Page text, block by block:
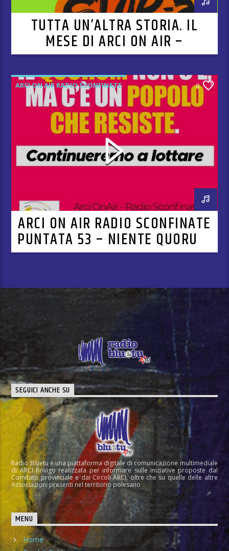
TUTTA UN’ALTRA STORIA. IL
MESE DI ARCI ON AIR –
PUNTATA 5
ARCI ON AIR RADIO SCONFINATE 0
ARCI ON AIR RADIO SCONFINATE
PUNTATA 53 – NIENTE QUORUM,
MA C’È UN’ITALIA CHE RESISTE
SEGUICI ANCHE SU
Radio Bluetu è una piattaforma digitale di comunicazione multimediale
di ARCI Rovigo realizzata per informare sulle iniziative proposte dal
Comitato provinciale e dai Circoli ARCI, oltre che su quelle delle altre
Associazioni presenti nel territorio polesano
MENU
Home